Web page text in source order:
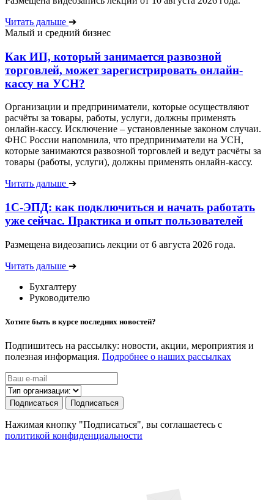
Читать дальше ➔
Малый и средний бизнес
Как ИП, который занимается развозной
торговлей, может зарегистрировать онлайн-
кассу на УСН?
Организации и предприниматели, которые осуществляют
расчёты за товары, работы, услуги, должны применять
онлайн-кассу. Исключение – установленные законом случаи.
ФНС России напомнила, что предприниматели на УСН,
которые занимаются развозной торговлей и ведут расчёты за
товары (работы, услуги), должны применять онлайн-кассу.
Читать дальше ➔
1С-ЭПД: как подключиться и начать работать
уже сейчас. Практика и опыт пользователей
Размещена видеозапись лекции от 6 августа 2026 года.
Читать дальше ➔
Бухгалтеру
Руководителю
Хотите быть в курсе последних новостей?
Подпишитесь на рассылку: новости, акции, мероприятия и
полезная информация. Подробнее о наших рассылках
Подписаться Подписаться
Нажимая кнопку "Подписаться", вы соглашаетесь с
политикой конфиденциальности